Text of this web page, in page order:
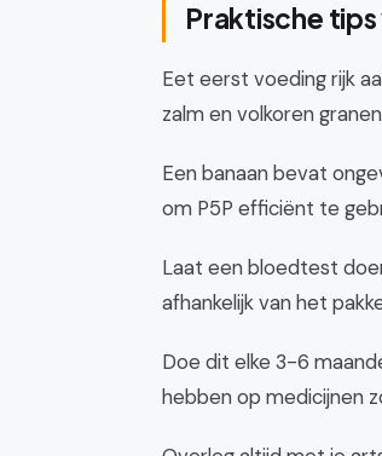
Praktische
Eet eerst voeding rijk
zalm en volkoren
Een banaan bevat
om P5P efficiënt te
Laat een bloedtest
afhankelijk van het
Doe dit elke 3-6
hebben op medicijnen